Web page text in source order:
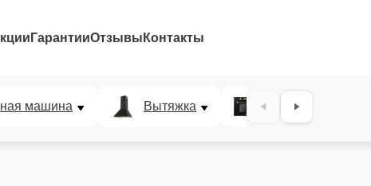
ГарантииОтзывы Контакты
машина Вытяжка Микроволновая